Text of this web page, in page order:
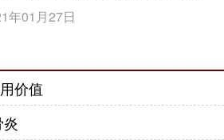
年01月27日
价值